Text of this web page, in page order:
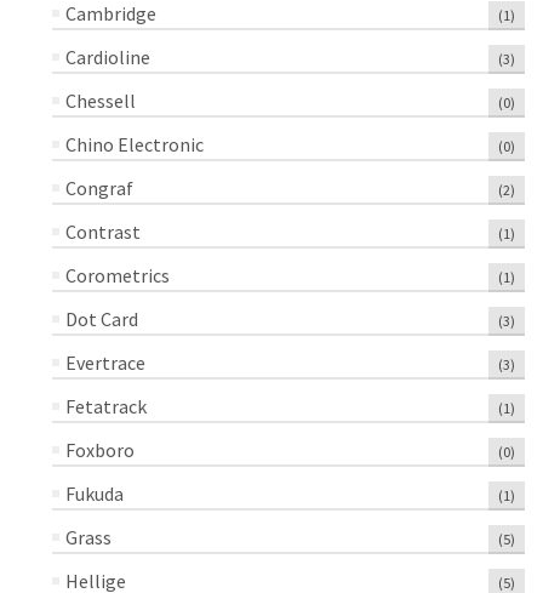
Cambridge (1)
Cardioline (3)
Chessell (0)
Chino Electronic (0)
Congraf (2)
Contrast (1)
Corometrics (1)
Dot Card (3)
Evertrace (3)
Fetatrack (1)
Foxboro (0)
Fukuda (1)
Grass (5)
Hellige (5)